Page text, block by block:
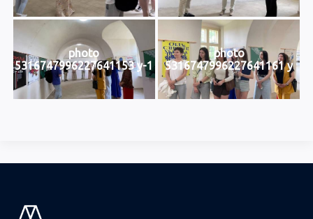
photo
5316747996227641153 y-1
photo
5316747996227641161 y